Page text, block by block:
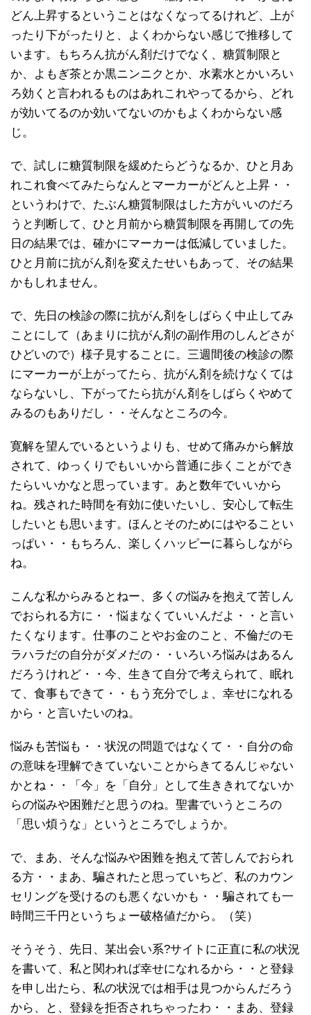
どん上昇するということはなくなってるけれど、上が
ったり下がったりと、よくわからない感じで推移して
います。もちろん抗がん剤だけでなく、糖質制限と
か、よもぎ茶とか黒ニンニクとか、水素水とかいろい
ろ効くと言われるものはあれこれやってるから、どれ
が効いてるのか効いてないのかもよくわからない感
じ。
で、試しに糖質制限を緩めたらどうなるか、ひと月あ
れこれ食べてみたらなんとマーカーがどんと上昇・・
というわけで、たぶん糖質制限はした方がいいのだろ
うと判断して、ひと月前から糖質制限を再開しての先
日の結果では、確かにマーカーは低減していました。
ひと月前に抗がん剤を変えたせいもあって、その結果
かもしれません。
で、先日の検診の際に抗がん剤をしばらく中止してみ
ことにして（あまりに抗がん剤の副作用のしんどさが
ひどいので）様子見することに。三週間後の検診の際
にマーカーが上がってたら、抗がん剤を続けなくては
ならないし、下がってたら抗がん剤をしばらくやめて
みるのもありだし・・そんなところの今。
寛解を望んでいるというよりも、せめて痛みから解放
されて、ゆっくりでもいいから普通に歩くことができ
たらいいかなと思っています。あと数年でいいから
ね。残された時間を有効に使いたいし、安心して転生
したいとも思います。ほんとそのためにはやることい
っぱい・・もちろん、楽しくハッピーに暮らしながら
ね。
こんな私からみるとねー、多くの悩みを抱えて苦しん
でおられる方に・・悩まなくていいんだよ・・と言い
たくなります。仕事のことやお金のこと、不倫だのモ
ラハラだの自分がダメだの・・いろいろ悩みはあるん
だろうけれど・・今、生きて自分で考えられて、眠れ
て、食事もできて・・もう充分でしょ、幸せになれる
から・と言いたいのね。
悩みも苦悩も・・状況の問題ではなくて・・自分の命
の意味を理解できていないことからきてるんじゃない
かとね・・「今」を「自分」として生ききれてないか
らの悩みや困難だと思うのね。聖書でいうところの
「思い煩うな」というところでしょうか。
で、まあ、そんな悩みや困難を抱えて苦しんでおられ
る方・・まあ、騙されたと思っていちど、私のカウン
セリングを受けるのも悪くないかも・・騙されても一
時間三千円というちょー破格値だから。（笑）
そうそう、先日、某出会い系?サイトに正直に私の状況
を書いて、私と関われば幸せになれるから・・と登録
を申し出たら、私の状況では相手は見つからんだろう
から、と、登録を拒否されちゃったわ・・まあ、登録